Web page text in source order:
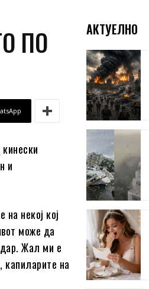
ПО
и
некој кој
може да
Жал ми е
капиларите на
АКТУЕЛНО